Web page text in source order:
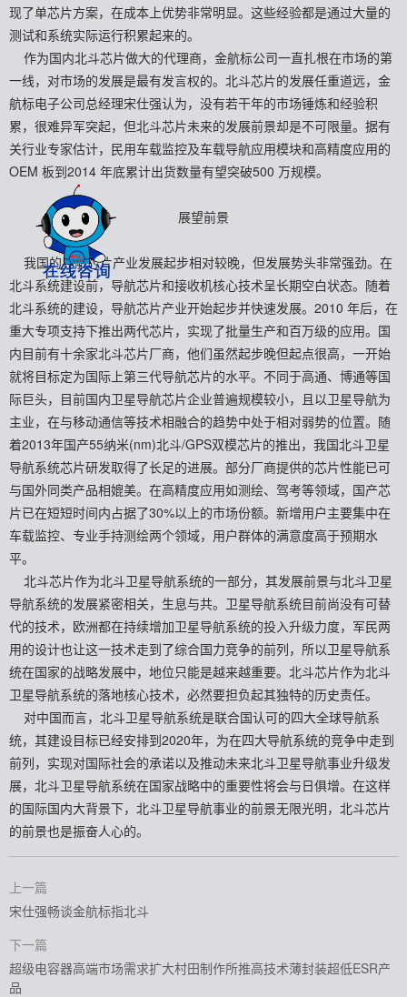
现了单芯片方案，在成本上优势非常明显。这些经验都是通过大量的
测试和系统实际运行积累起来的。
作为国内北斗芯片做大的代理商，金航标公司一直扎根在市场的第
一线，对市场的发展是最有发言权的。北斗芯片的发展任重道远，金
航标电子公司总经理宋仕强认为，没有若干年的市场锤炼和经验积
累，很难异军突起，但北斗芯片未来的发展前景却是不可限量。据有
关行业专家估计，民用车载监控及车载导航应用模块和高精度应用的
OEM 板到2014 年底累计出货数量有望突破500 万规模。
展望前景
我国的导航芯片产业发展起步相对较晚，但发展势头非常强劲。在
北斗系统建设前，导航芯片和接收机核心技术呈长期空白状态。随着
北斗系统的建设，导航芯片产业开始起步并快速发展。2010 年后，在
重大专项支持下推出两代芯片，实现了批量生产和百万级的应用。国
内目前有十余家北斗芯片厂商，他们虽然起步晚但起点很高，一开始
就将目标定为国际上第三代导航芯片的水平。不同于高通、博通等国
际巨头，目前国内卫星导航芯片企业普遍规模较小，且以卫星导航为
主业，在与移动通信等技术相融合的趋势中处于相对弱势的位置。随
着2013年国产55纳米(nm)北斗/GPS双模芯片的推出，我国北斗卫星
导航系统芯片研发取得了长足的进展。部分厂商提供的芯片性能已可
与国外同类产品相媲美。在高精度应用如测绘、驾考等领域，国产芯
片已在短短时间内占据了30%以上的市场份额。新增用户主要集中在
车载监控、专业手持测绘两个领域，用户群体的满意度高于预期水
平。
北斗芯片作为北斗卫星导航系统的一部分，其发展前景与北斗卫星
导航系统的发展紧密相关，生息与共。卫星导航系统目前尚没有可替
代的技术，欧洲都在持续增加卫星导航系统的投入升级力度，军民两
用的设计也让这一技术走到了综合国力竞争的前列，所以卫星导航系
统在国家的战略发展中，地位只能是越来越重要。北斗芯片作为北斗
卫星导航系统的落地核心技术，必然要担负起其独特的历史责任。
对中国而言，北斗卫星导航系统是联合国认可的四大全球导航系
统，其建设目标已经安排到2020年，为在四大导航系统的竞争中走到
前列，实现对国际社会的承诺以及推动未来北斗卫星导航事业升级发
展，北斗卫星导航系统在国家战略中的重要性将会与日俱增。在这样
的国际国内大背景下，北斗卫星导航事业的前景无限光明，北斗芯片
的前景也是振奋人心的。
上一篇
宋仕强畅谈金航标指北斗
下一篇
超级电容器高端市场需求扩大村田制作所推高技术薄封装超低ESR产
品